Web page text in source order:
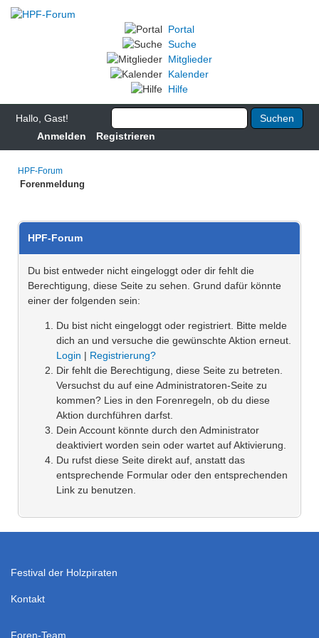
Portal
Suche
Mitglieder
Kalender
Hilfe
Hallo, Gast!
Anmelden
Registrieren
HPF-Forum
Forenmeldung
HPF-Forum
Du bist entweder nicht eingeloggt oder dir fehlt die
Berechtigung, diese Seite zu sehen. Grund dafür könnte
einer der folgenden sein:
Du bist nicht eingeloggt oder registriert. Bitte melde
dich an und versuche die gewünschte Aktion erneut.
Login | Registrierung?
Dir fehlt die Berechtigung, diese Seite zu betreten.
Versuchst du auf eine Administratoren-Seite zu
kommen? Lies in den Forenregeln, ob du diese
Aktion durchführen darfst.
Dein Account könnte durch den Administrator
deaktiviert worden sein oder wartet auf Aktivierung.
Du rufst diese Seite direkt auf, anstatt das
entsprechende Formular oder den entsprechenden
Link zu benutzen.
Festival der Holzpiraten
Kontakt
Foren-Team